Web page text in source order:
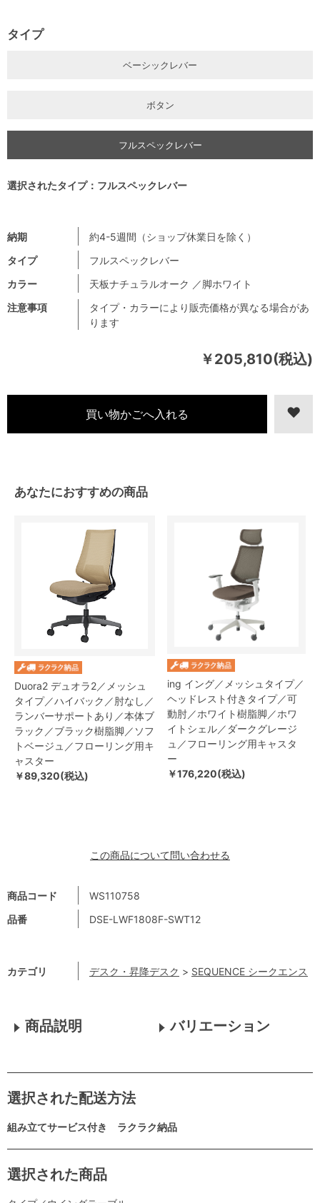
￥205,810(税込)
商品コード
WS110758
品番
DSE-LWF1808F-SWT12
カテゴリ デスク・昇降デスク > SEQUENCE シークエンス
注意事項
タイプ・カラーにより販売価格が異なる場合があ
ります
納期
約4-5週間（ショップ休業日を除く）
タイプ
フルスペックレバー
カラー
天板ナチュラルオーク ／脚ホワイト
タイプ
ベーシックレバー
ボタン
フルスペックレバー
選択されたタイプ：フルスペックレバー
あなたにおすすめの商品
Duora2 デュオラ2／メッシュ
タイプ／ハイバック／肘なし／
ランバーサポートあり／本体ブ
ラック／ブラック樹脂脚／ソフ
トベージュ／フローリング用キ
ャスター
￥89,320(税込)
ing イング／メッシュタイプ／
ヘッドレスト付きタイプ／可
動肘／ホワイト樹脂脚／ホワ
イトシェル／ダークグレージ
ュ／フローリング用キャスタ
ー
￥176,220(税込)
この商品について問い合わせる
商品説明 バリエーション
選択された配送方法
組み立てサービス付き ラクラク納品
選択された商品